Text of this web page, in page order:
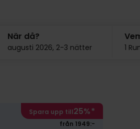
När då?
augusti 2026, 2-3 nätter 1
Spara upp till25%*
från 1949:-